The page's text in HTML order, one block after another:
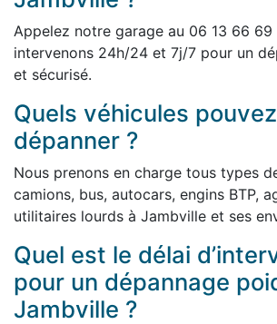
Appelez notre garage au 06 13 66 69
intervenons 24h/24 et 7j/7 pour un
et sécurisé.
Quels véhicules
dépanner ?
Nous prenons en charge tous types
camions, bus, autocars, engins BTP,
utilitaires lourds à Jambville et ses
Quel est le délai
pour un dépannage
Jambville ?